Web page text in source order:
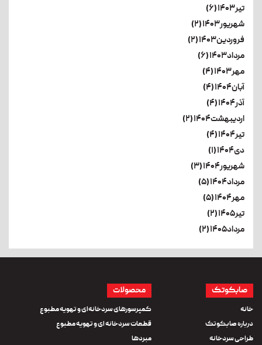
تیر۱۴۰۳ (۶)
شهریور۱۴۰۳ (۲)
فروردین۱۴۰۳ (۲)
مرداد۱۴۰۳ (۶)
مهر۱۴۰۳ (۴)
آبان۱۴۰۴ (۴)
آذر۱۴۰۴ (۴)
اردیبهشت۱۴۰۴ (۲)
تیر۱۴۰۴ (۴)
دی۱۴۰۴ (۱)
شهریور۱۴۰۴ (۳)
مرداد۱۴۰۴ (۵)
مهر۱۴۰۴ (۵)
تیر۱۴۰۵ (۲)
مرداد۱۴۰۵ (۲)
صابکوتک
خانه
درباره صابکوتک
طراحی سردخانه
محصولات
کمپرسورهای سردخانه‌ای و تهویه مطبوع
قطعات سردخانه ای و تهویه مطبوع
مبردها